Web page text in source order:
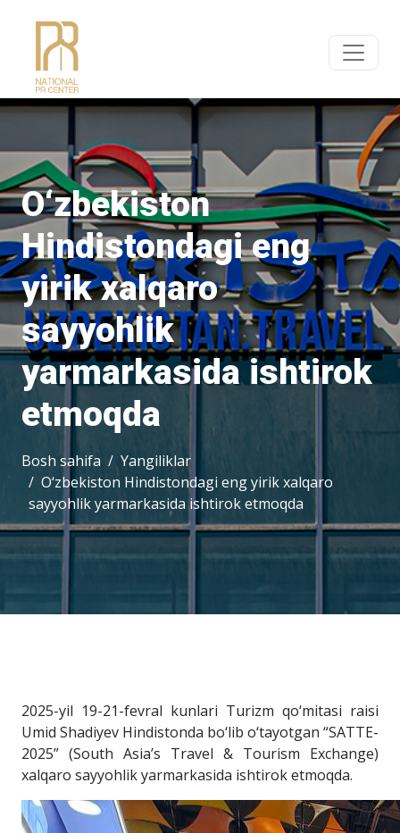
O‘zbekiston
Hindistondagi eng
yirik xalqaro
sayyohlik
yarmarkasida ishtirok
etmoqda
Bosh sahifa
Yangiliklar
O‘zbekiston Hindistondagi eng yirik xalqaro
sayyohlik yarmarkasida ishtirok etmoqda
2025-yil 19-21-fevral kunlari Turizm qo‘mitasi raisi
Umid Shadiyev Hindistonda bo‘lib o‘tayotgan “SATTE-
2025” (South Asia’s Travel & Tourism Exchange)
xalqaro sayyohlik yarmarkasida ishtirok etmoqda.